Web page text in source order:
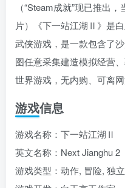
（“Steam成就”现已推出
片）《下一站江湖Ⅱ》是
武侠游戏，是一款包含了
图任意采集建造模拟经营
世界游戏，无内购、可离
游戏信息
游戏名称：下一站江湖Ⅱ
英文名称：Next Jianghu 2
游戏类型：动作, 冒险, 独